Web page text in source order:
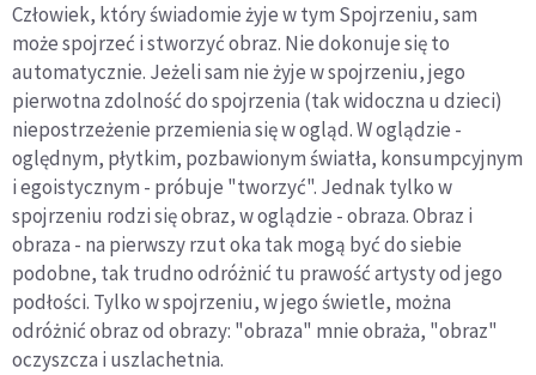
Człowiek, który świadomie żyje w tym Spojrzeniu, sam
może spojrzeć i stworzyć obraz. Nie dokonuje się to
automatycznie. Jeżeli sam nie żyje w spojrzeniu, jego
pierwotna zdolność do spojrzenia (tak widoczna u dzieci)
niepostrzeżenie przemienia się w ogląd. W oglądzie -
oględnym, płytkim, pozbawionym światła, konsumpcyjnym
i egoistycznym - próbuje "tworzyć". Jednak tylko w
spojrzeniu rodzi się obraz, w oglądzie - obraza. Obraz i
obraza - na pierwszy rzut oka tak mogą być do siebie
podobne, tak trudno odróżnić tu prawość artysty od jego
podłości. Tylko w spojrzeniu, w jego świetle, można
odróżnić obraz od obrazy: "obraza" mnie obraża, "obraz"
oczyszcza i uszlachetnia.